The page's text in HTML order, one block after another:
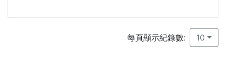
每頁顯示紀錄數: 10